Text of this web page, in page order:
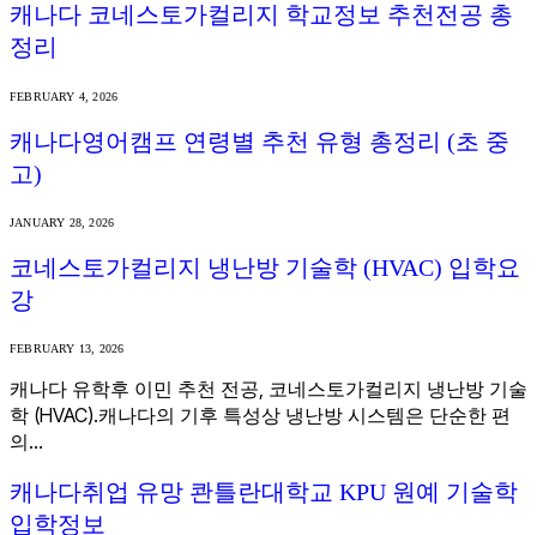
캐나다 코네스토가컬리지 학교정보 추천전공 총
정리
FEBRUARY 4, 2026
캐나다영어캠프 연령별 추천 유형 총정리 (초 중
고)
JANUARY 28, 2026
코네스토가컬리지 냉난방 기술학 (HVAC) 입학요
강
FEBRUARY 13, 2026
캐나다 유학후 이민 추천 전공, 코네스토가컬리지 냉난방 기술
학 (HVAC).캐나다의 기후 특성상 냉난방 시스템은 단순한 편
의…
캐나다취업 유망 콴틀란대학교 KPU 원예 기술학
입학정보